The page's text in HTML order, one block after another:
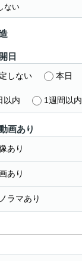
日
しない 本日
以内 1週間以内
画あり
あり
あり
ラマあり